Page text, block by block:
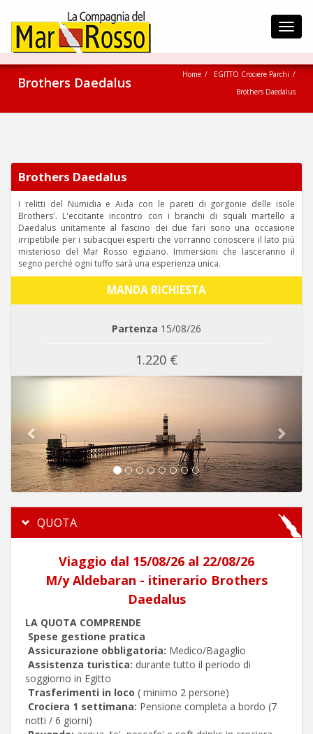
Brothers Daedalus Home
EGITTO Crociere Parchi
Brothers Daedalus
Brothers Daedalus
I relitti del Numidia e Aida con le pareti di gorgonie delle isole
Brothers'. L'eccitante incontro con i branchi di squali martello a
Daedalus unitamente al fascino dei due fari sono una occasione
irripetibile per i subacquei esperti che vorranno conoscere il lato più
misterioso del Mar Rosso egiziano. Immersioni che lasceranno il
segno perché ogni tuffo sarà una esperienza unica.
MANDA RICHIESTA
Partenza 15/08/26
1.220 €
Previous Next
QUOTA
Viaggio dal 15/08/26 al 22/08/26
M/y Aldebaran - itinerario Brothers
Daedalus
LA QUOTA COMPRENDE
Spese gestione pratica
Assicurazione obbligatoria: Medico/Bagaglio
Assistenza turistica: durante tutto il periodo di
soggiorno in Egitto
Trasferimenti in loco ( minimo 2 persone)
Crociera 1 settimana: Pensione completa a bordo (7
notti / 6 giorni)